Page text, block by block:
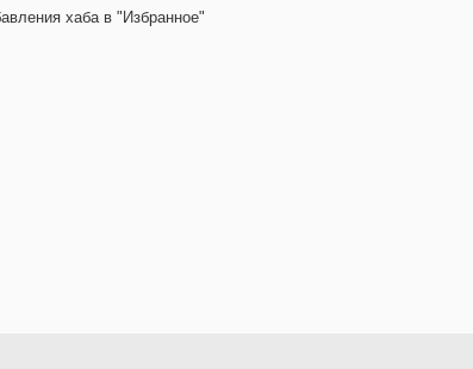
хаба в "Избранное"